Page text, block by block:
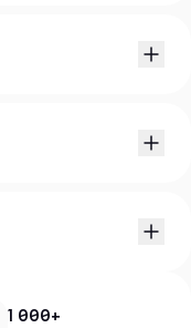
1 000+